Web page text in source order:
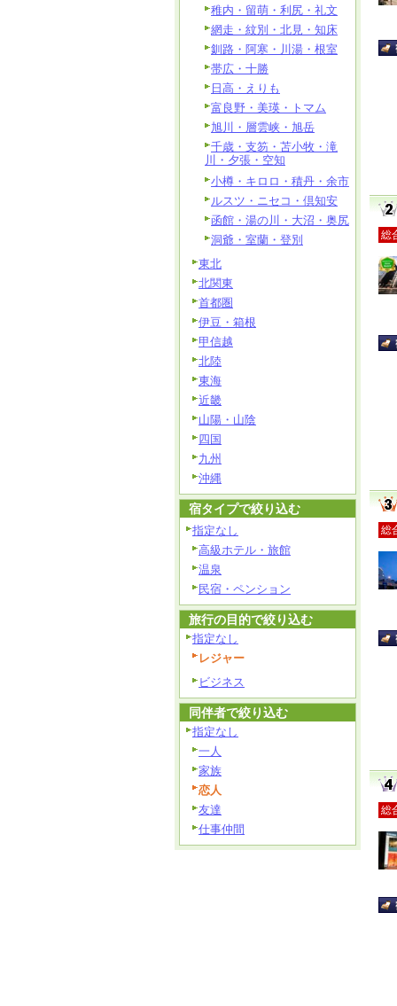
総
総
総
稚内・留萌・利尻・礼文
網走・紋別・北見・知床
釧路・阿寒・川湯・根室
帯広・十勝
日高・えりも
富良野・美瑛・トマム
旭川・層雲峡・旭岳
千歳・支笏・苫小牧・滝
川・夕張・空知
小樽・キロロ・積丹・余市
ルスツ・ニセコ・倶知安
函館・湯の川・大沼・奥尻
洞爺・室蘭・登別
東北
北関東
首都圏
伊豆・箱根
甲信越
北陸
東海
近畿
山陽・山陰
四国
九州
沖縄
宿タイプで絞り込む
指定なし
高級ホテル・旅館
温泉
民宿・ペンション
旅行の目的で絞り込む
指定なし
レジャー
ビジネス
同伴者で絞り込む
指定なし
一人
家族
恋人
友達
仕事仲間